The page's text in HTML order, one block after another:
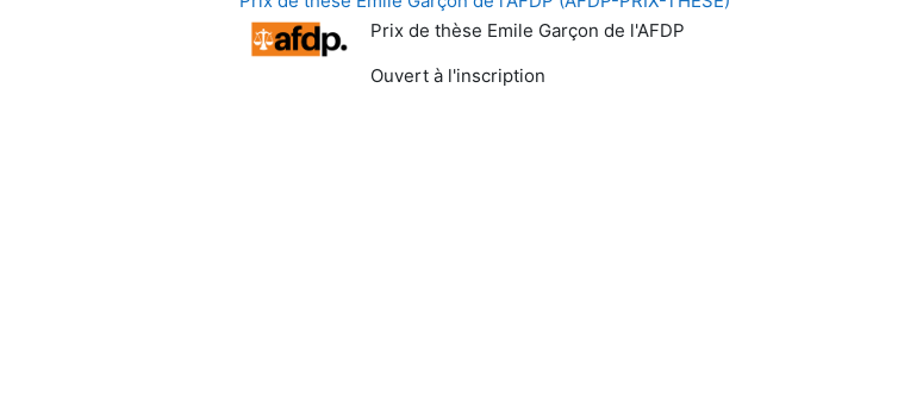
Prix de thèse Emile Garçon de l'AFDP
Ouvert à l'inscription